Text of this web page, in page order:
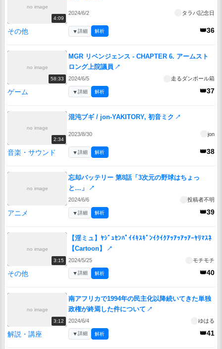
no image
4:09
2024/6/2 タラバ記念日
その他 👑36
▼詳細 解析
no image
58:33
MGR リベンジェンス - CHAPTER 6. アームスト
ロング上院議員 ↗
2024/6/5 走るダンボール箱
ゲーム 👑37
▼詳細 解析
no image
2:34
混沌ブギ / jon-YAKITORY, 初音ミク ↗
2023/8/30 jon
音楽・サウンド 👑38
▼詳細 解析
no image
忘却バッテリー 第8話「3次元の野球はちょっ
と…」
↗
2024/6/6 投稿者不明
アニメ 👑39
▼詳細 解析
no image
3:15
【淫ミュ】ﾔｼﾞｭｾﾝﾊﾟｲｲｷｽｷﾞﾝｲｸｲｸｱｯｱｯｱｯｱｰﾔﾘﾏｽﾈ
【Cartoon】
↗
2024/5/25 モチモチ
その他 👑40
▼詳細 解析
no image
3:12
南アフリカで1994年の民主化以降続いてきた単独
政権が終焉した件について ↗
2024/6/4 ゆはる
解説・講座 👑41
▼詳細 解析